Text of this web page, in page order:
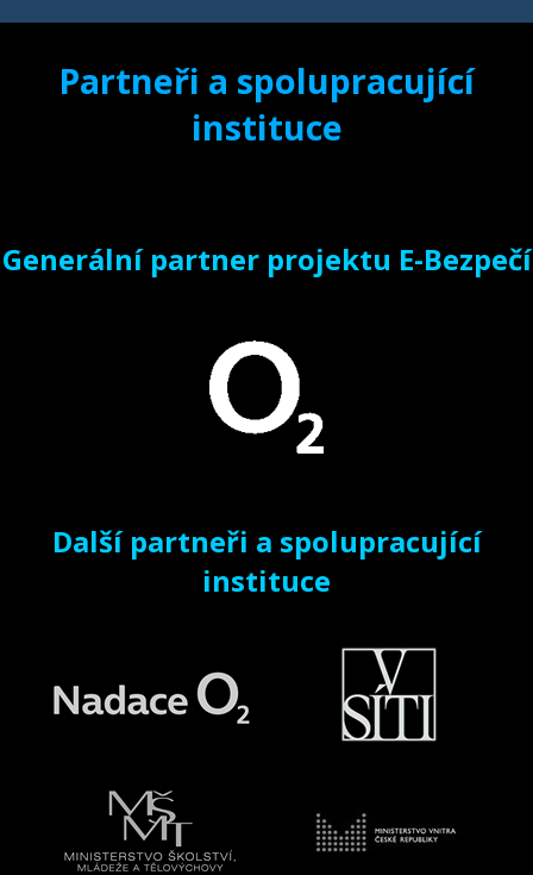
Partneři a spolupracující
instituce
Generální partner projektu E-Bezpečí
Další partneři a spolupracující
instituce